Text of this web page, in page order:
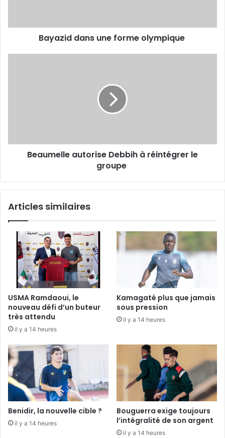
Bayazid dans une forme olympique
Beaumelle autorise Debbih à réintégrer le
groupe
Articles similaires
USMA Ramdaoui, le
nouveau défi d’un buteur
très attendu
il y a 14 heures
Kamagaté plus que jamais
sous pression
il y a 14 heures
Benidir, la nouvelle cible ?
il y a 14 heures
Bouguerra exige toujours
l’intégralité de son argent
il y a 14 heures